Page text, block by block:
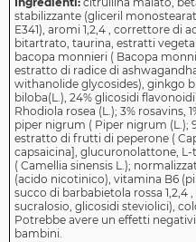
stabilizzante (gliceril
E341), aromi 1,2,4 , correttore di
bitartrato, taurina, estratti
bacopa monnieri ( Bacopa
estratto di radice di
withanolide glycosides), ginkgo
biloba(L.), 24% glicosidi
Rhodiola rosea (L.); 3% rosavins,
piper nigrum ( Piper nigrum (L.);
estratto di frutti di peperone (
capsaicina], glucuronolattone,
( Camellia sinensis L.);
(acido nicotinico), vitamina B6
succo di barbabietola rossa 1,2,4
sucralosio, glicosidi steviolici),
Potrebbe avere un effetti
bambini.